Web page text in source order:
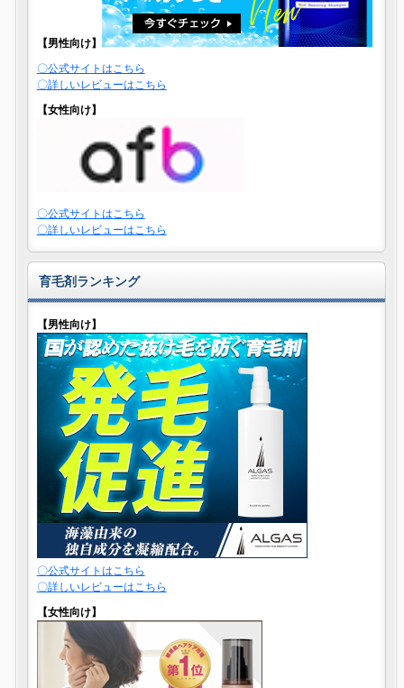
【男性向け】
〇公式サイトはこちら
〇詳しいレビューはこちら
【女性向け】
〇公式サイトはこちら
〇詳しいレビューはこちら
育毛剤ランキング
【男性向け】
〇公式サイトはこちら
〇詳しいレビューはこちら
【女性向け】